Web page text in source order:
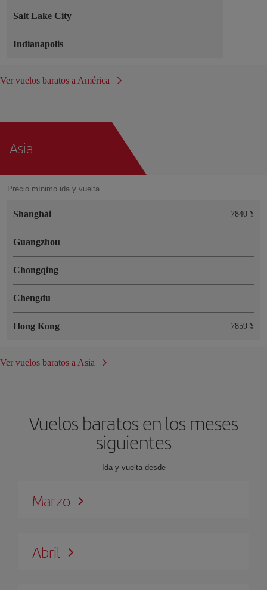
Salt Lake City
Indianapolis
Ver vuelos baratos a América
Asia
Precio mínimo ida y vuelta
Shanghái 7840 ¥
Guangzhou
Chongqing
Chengdu
Hong Kong 7859 ¥
Ver vuelos baratos a Asia
Vuelos baratos en los meses
siguientes
Ida y vuelta desde
Marzo
Abril